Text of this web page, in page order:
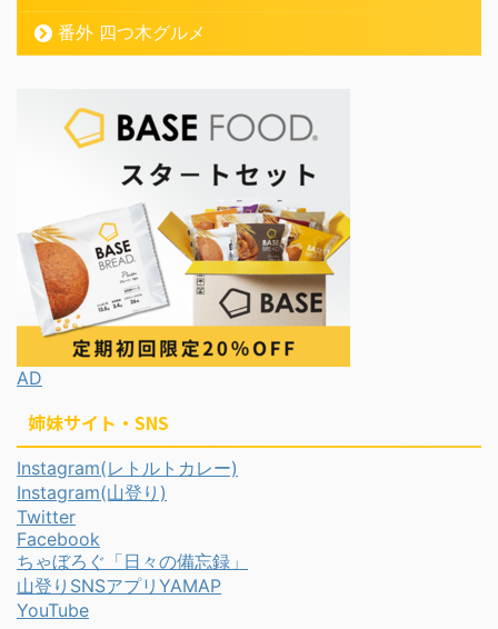
番外 四つ木グルメ
AD
姉妹サイト・SNS
Instagram(レトルトカレー)
Instagram(山登り)
Twitter
Facebook
ちゃぼろぐ「日々の備忘録」
山登りSNSアプリYAMAP
YouTube